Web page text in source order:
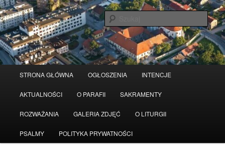
Przeskocz
do
tekstu
STRONA GŁÓWNA OGŁOSZENIA INTENCJE
AKTUALNOŚCI O PARAFII SAKRAMENTY
ROZWAŻANIA GALERIA ZDJĘĆ O LITURGII
PSALMY POLITYKA PRYWATNOŚCI
Serwis wykorzystuje pliki Cookies Czytaj więcej odrzuć